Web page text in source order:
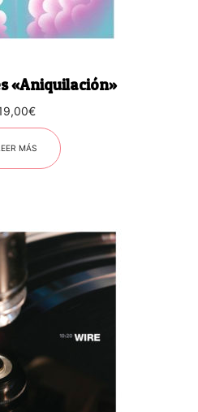
«Aniquilación»
€
MÁS